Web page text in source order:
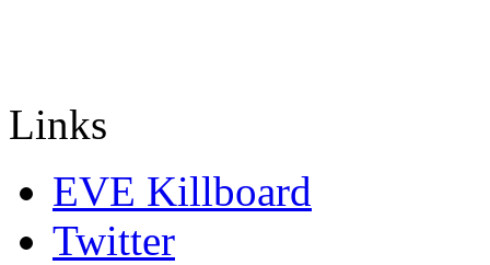
Links
EVE Killboard
Twitter